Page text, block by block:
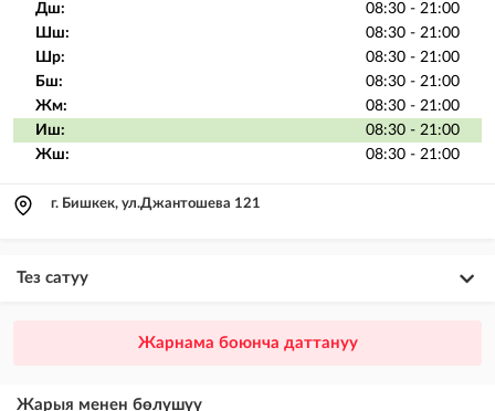
Дш:
08:30 - 21:00
Шш:
08:30 - 21:00
Шр:
08:30 - 21:00
Бш:
08:30 - 21:00
Жм:
08:30 - 21:00
Иш:
08:30 - 21:00
Жш:
08:30 - 21:00
г. Бишкек, ул.Джантошева 121
Тез сатуу
VIP жарыялардын үстүнө жарыя жайгаштыруу + Instagramдагы акы
Жарнама боюнча даттануу
Жарыя менен бөлүшүү